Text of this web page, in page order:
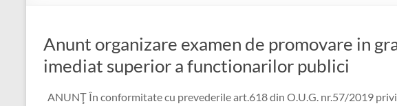
Anunt organizare examen de promovare in
imediat superior a functionarilor publici
ANUNŢ În conformitate cu prevederile art.618 din O.U.G. nr.57/2019